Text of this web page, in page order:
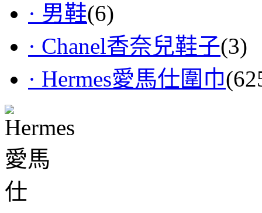
· 男鞋(6)
· Chanel香奈兒鞋子(3)
· Hermes愛馬仕圍巾